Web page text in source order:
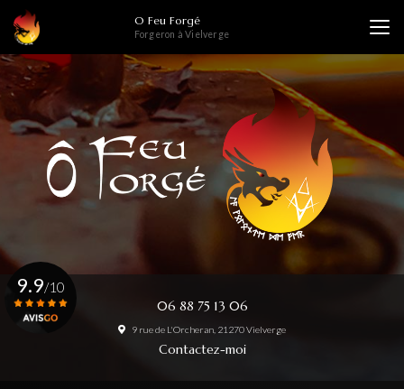
contenu
principal
O Feu Forgé
Forgeron à Vielverge
06 88 75 13 06
9 rue de L'Orcheran, 21270 Vielverge
Contactez-moi
9.9/10